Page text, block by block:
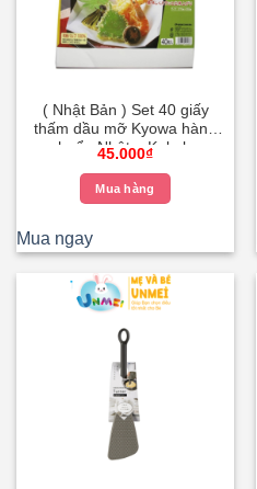
( Nhật Bản ) Set 40 giấy
thấm dầu mỡ Kyowa hàng
chuẩn Nhật – Kokubo
45.000₫
Mua hàng
Mua ngay